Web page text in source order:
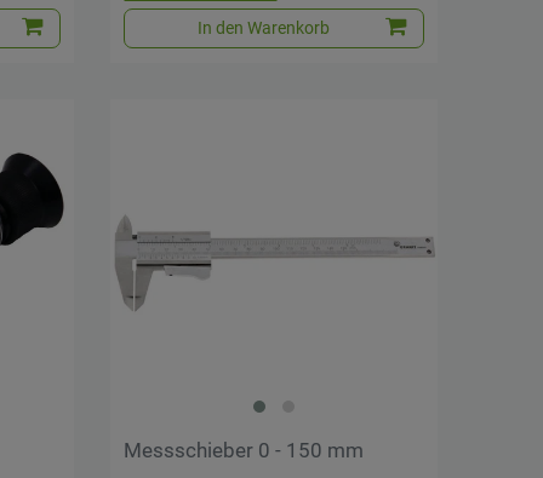
In den Warenkorb
Messschieber 0 - 150 mm